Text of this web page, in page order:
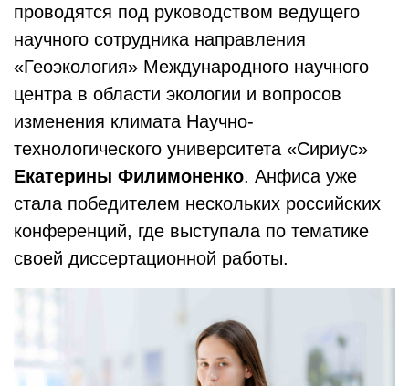
проводятся под руководством ведущего
научного сотрудника направления
«Геоэкология» Международного научного
центра в области экологии и вопросов
изменения климата Научно-
технологического университета «Сириус»
Екатерины Филимоненко. Анфиса уже
стала победителем нескольких российских
конференций, где выступала по тематике
своей диссертационной работы.